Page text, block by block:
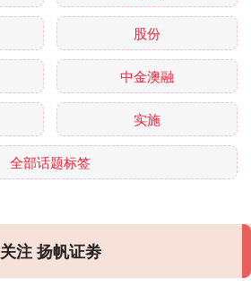
股份
中金澳融
实施
全部话题标签
关注 扬帆证劵